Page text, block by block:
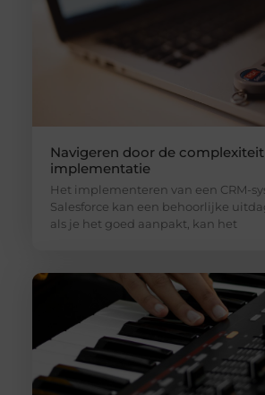
Navigeren door de complexiteit
implementatie
Het implementeren van een CRM-
Salesforce kan een behoorlijke
als je het goed aanpakt, kan het